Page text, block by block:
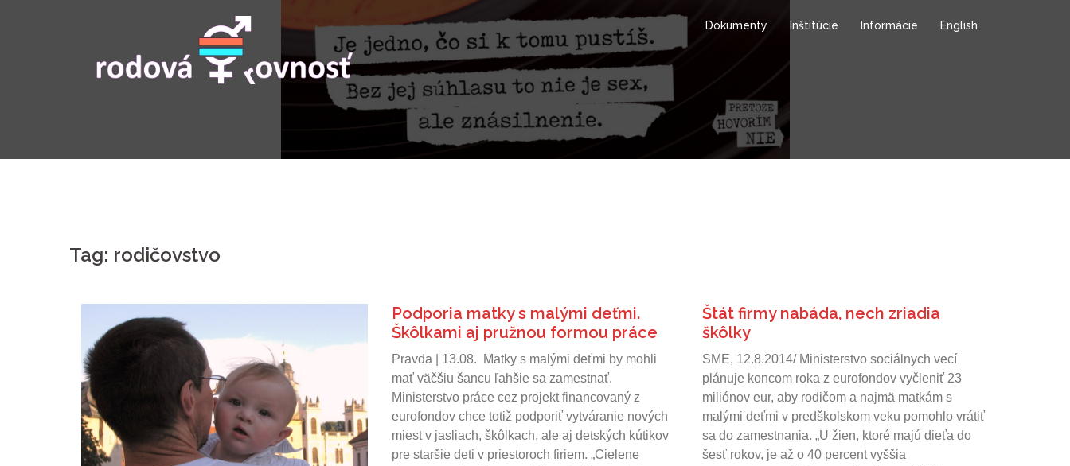
Dokumenty Inštitúcie Informácie English
Tag: rodičovstvo
Podporia matky s malými deťmi.
Škôlkami aj pružnou formou práce
Pravda | 13.08. Matky s malými deťmi by mohli
mať väčšiu šancu ľahšie sa zamestnať.
Ministerstvo práce cez projekt financovaný z
eurofondov chce totiž podporiť vytváranie nových
miest v jasliach, škôlkach, ale aj detských kútikov
pre staršie deti v priestoroch firiem. „Cielene
Štát firmy nabáda, nech zriadia
škôlky
SME, 12.8.2014/ Ministerstvo sociálnych vecí
plánuje koncom roka z eurofondov vyčleniť 23
miliónov eur, aby rodičom a najmä matkám s
malými deťmi v predškolskom veku pomohlo vrátiť
sa do zamestnania. „U žien, ktoré majú dieťa do
šesť rokov, je až o 40 percent vyššia